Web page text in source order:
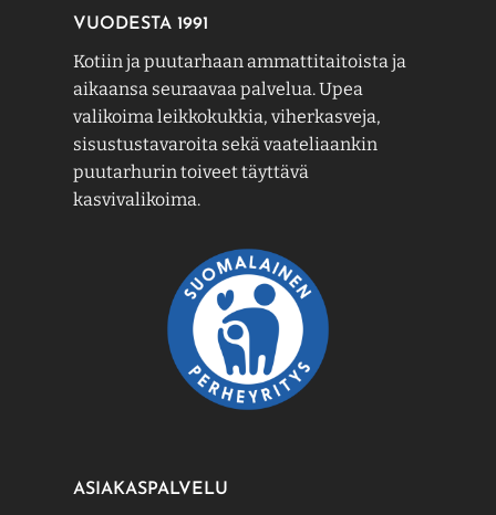
VUODESTA 1991
Kotiin ja puutarhaan ammattitaitoista ja
aikaansa seuraavaa palvelua. Upea
valikoima leikkokukkia, viherkasveja,
sisustustavaroita sekä vaateliaankin
puutarhurin toiveet täyttävä
kasvivalikoima.
ASIAKASPALVELU